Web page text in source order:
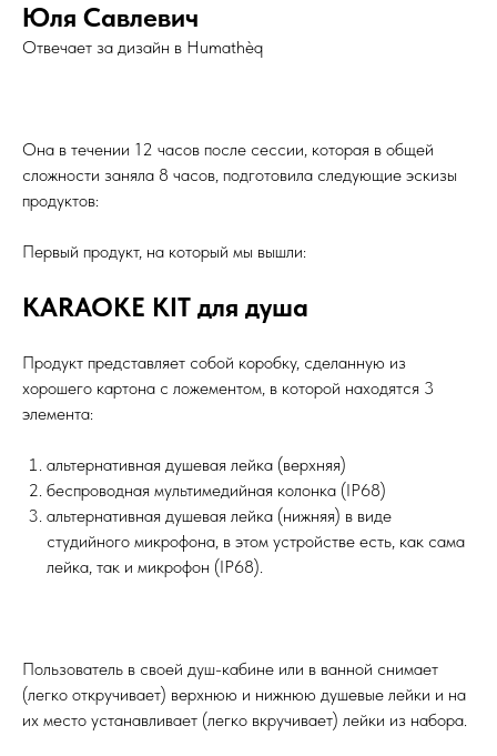
Юля Савлевич
Отвечает за дизайн в Humathèq
Она в течении 12 часов после сессии, которая в общей
сложности заняла 8 часов, подготовила следующие эскизы
продуктов:
Первый продукт, на который мы вышли:
KARAOKE KIT для душа
Продукт представляет собой коробку, сделанную из
хорошего картона с ложементом, в которой находятся 3
элемента:
альтернативная душевая лейка (верхняя)
беспроводная мультимедийная колонка (IP68)
альтернативная душевая лейка (нижняя) в виде
студийного микрофона, в этом устройстве есть, как сама
лейка, так и микрофон (IP68).
Пользователь в своей душ-кабине или в ванной снимает
(легко откручивает) верхнюю и нижнюю душевые лейки и на
их место устанавливает (легко вкручивает) лейки из набора.